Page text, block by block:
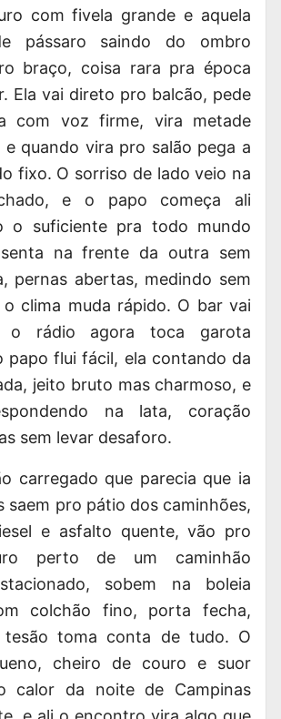
com fivela grande e aquela
pássaro saindo do ombro
braço, coisa rara pra época
Ela vai direto pro balcão, pede
com voz firme, vira metade
e quando vira pro salão pega a
fixo. O sorriso de lado veio na
e o papo começa ali
o suficiente pra todo mundo
na frente da outra sem
pernas abertas, medindo sem
clima muda rápido. O bar vai
o rádio agora toca garota
papo flui fácil, ela contando da
jeito bruto mas charmoso, e
na lata, coração
sem levar desaforo.
carregado que parecia que ia
saem pro pátio dos caminhões,
e asfalto quente, vão pro
perto de um caminhão
sobem na boleia
colchão fino, porta fecha,
toma conta de tudo. O
cheiro de couro e suor
calor da noite de Campinas